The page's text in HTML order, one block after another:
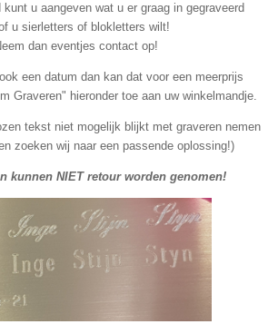
kunt u aangeven wat u er graag in gegraveerd
u sierletters of blokletters wilt!
dan eventjes contact op!
een datum dan kan dat voor een meerprijs
Graveren" hieronder toe aan uw winkelmandje.
tekst niet mogelijk blijkt met graveren nemen
zoeken wij naar een passende oplossing!)
kunnen NIET retour worden genomen!